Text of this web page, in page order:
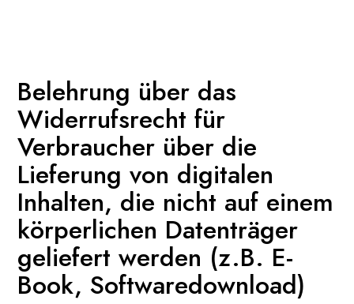
Belehrung über das
Widerrufsrecht für
Verbraucher über die
Lieferung von digitalen
Inhalten, die nicht auf einem
körperlichen Datenträger
geliefert werden (z.B. E-
Book, Softwaredownload)